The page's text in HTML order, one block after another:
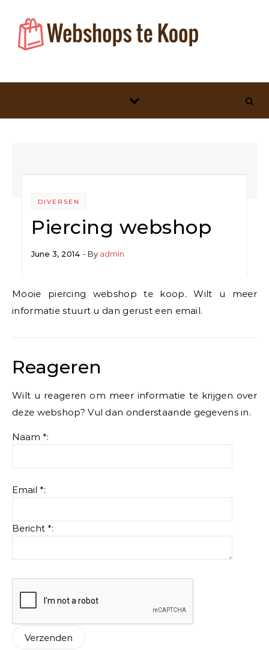
DIVERSEN
Piercing webshop
June 3, 2014 - By admin
Mooie piercing webshop te koop. Wilt u meer
informatie stuurt u dan gerust een email.
Reageren
Wilt u reageren om meer informatie te krijgen over
deze webshop? Vul dan onderstaande gegevens in.
Naam *:
Email *:
Bericht *: